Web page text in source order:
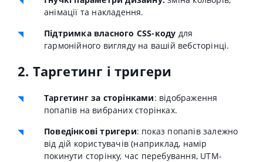
анімації та накладення.
Підтримка власного CSS-коду для
гармонійного вигляду на вашій вебсторінці.
2. Таргетинг і тригери
Таргетинг за сторінками: відображення
попапів на вибраних сторінках.
Поведінкові тригери: показ попапів залежно
від дій користувачів (наприклад, намір
покинути сторінку, час перебування, UTM-